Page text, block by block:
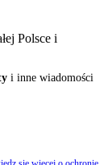
Polsce i
i inne wiadomości